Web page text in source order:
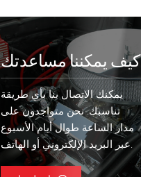
كيف يمكننا مساعدتك
يمكنك الاتصال بنا بأي طريقة
تناسبك. نحن متواجدون على
مدار الساعة طوال أيام الأسبوع
عبر البريد الإلكتروني أو الهاتف.